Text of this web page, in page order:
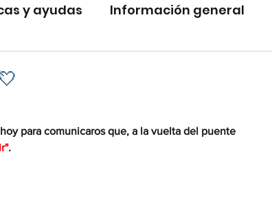
y ayudas Información general
para comunicaros que, a la vuelta del puente
.